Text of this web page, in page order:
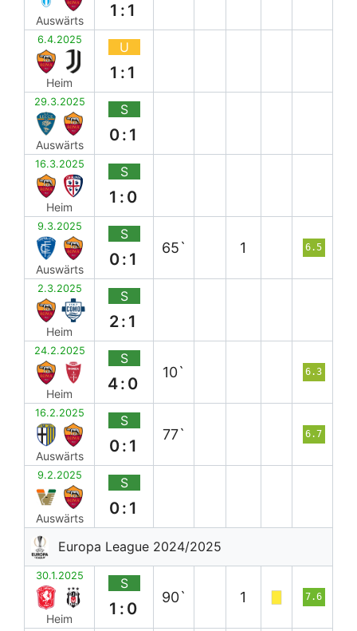
Auswärts
1:1
6.4.2025
Heim
U
1:1
29.3.2025
Auswärts
S
0:1
16.3.2025
Heim
S
1:0
9.3.2025
Auswärts
S
0:1
65` 1 6.5
2.3.2025
Heim
S
2:1
24.2.2025
Heim
S
4:0
10` 6.3
16.2.2025
Auswärts
S
0:1
77` 6.7
9.2.2025
Auswärts
S
0:1
Europa League 2024/2025
30.1.2025
Heim
S
1:0
90` 1 7.6